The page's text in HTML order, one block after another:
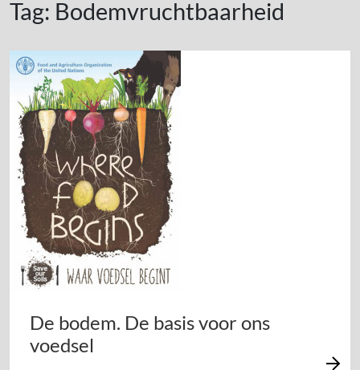
Tag: Bodemvruchtbaarheid
De bodem. De basis voor ons
voedsel